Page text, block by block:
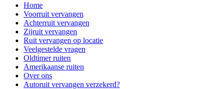
Home
Voorruit vervangen
Achterruit vervangen
Zijruit vervangen
Ruit vervangen op locatie
Veelgestelde vragen
Oldtimer ruiten
Amerikaanse ruiten
Over ons
Autoruit vervangen verzekerd?